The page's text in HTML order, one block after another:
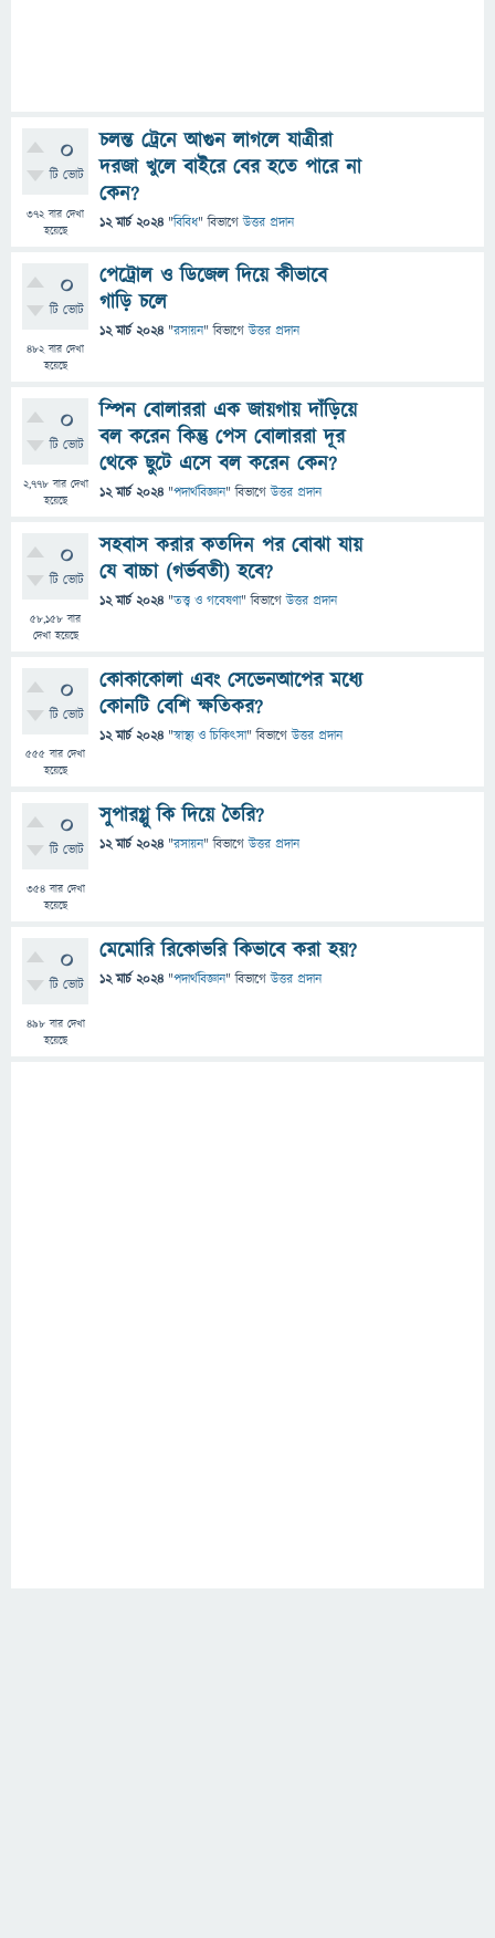
0
টি ভোট
372বার দেখা
হয়েছে
চলন্ত ট্রেনে আগুন লাগলে যাত্রীরা
দরজা খুলে বাইরে বের হতে পারে না
কেন?
12 মার্চ 2024 "বিবিধ" বিভাগে উত্তর প্রদান
0
টি ভোট
482বার দেখা
হয়েছে
পেট্রোল ও ডিজেল দিয়ে কীভাবে
গাড়ি চলে
12 মার্চ 2024 "রসায়ন" বিভাগে উত্তর প্রদান
0
টি ভোট
2,778বার দেখা
হয়েছে
স্পিন বোলাররা এক জায়গায় দাঁড়িয়ে
বল করেন কিন্তু পেস বোলাররা দূর
থেকে ছুটে এসে বল করেন কেন?
12 মার্চ 2024 "পদার্থবিজ্ঞান" বিভাগে উত্তর প্রদান
0
টি ভোট
58,158 বার
দেখা হয়েছে
সহবাস করার কতদিন পর বোঝা যায়
যে বাচ্চা (গর্ভবতী) হবে?
12 মার্চ 2024 "তত্ত্ব ও গবেষণা" বিভাগে উত্তর প্রদান
0
টি ভোট
555 বার দেখা
হয়েছে
কোকাকোলা এবং সেভেনআপের মধ্যে
কোনটি বেশি ক্ষতিকর?
12 মার্চ 2024 "স্বাস্থ্য ও চিকিৎসা" বিভাগে উত্তর প্রদান
0
টি ভোট
354বার দেখা
হয়েছে
সুপারগ্লু কি দিয়ে তৈরি?
12 মার্চ 2024 "রসায়ন" বিভাগে উত্তর প্রদান
0
টি ভোট
498বার দেখা
হয়েছে
মেমোরি রিকোভরি কিভাবে করা হয়?
12 মার্চ 2024 "পদার্থবিজ্ঞান" বিভাগে উত্তর প্রদান